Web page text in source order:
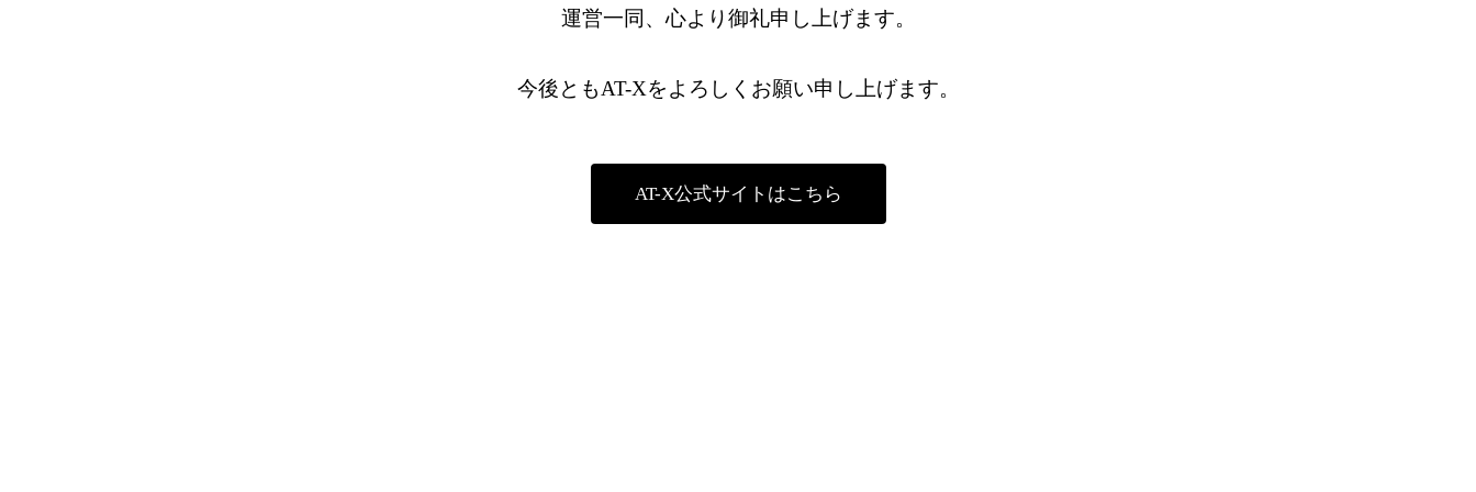
運営一同、心より御礼申し上げます。
今後ともAT-Xをよろしくお願い申し上げます。
AT-X公式サイトはこちら